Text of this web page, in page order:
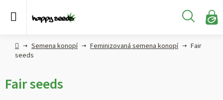
Hledat
Semena
konopí
CBD,
CBG a
Hlavní
strana
Semena konopí Feminizovaná semena konopí
Fair
seeds
Fair seeds